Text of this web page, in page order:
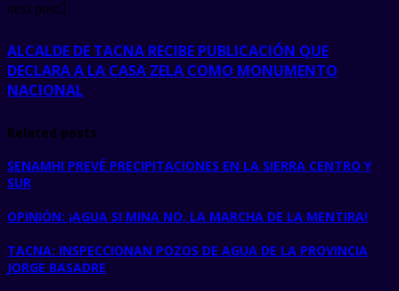
next post
ALCALDE DE TACNA RECIBE PUBLICACIÓN QUE
DECLARA A LA CASA ZELA COMO MONUMENTO
NACIONAL
Related posts
SENAMHI PREVÉ PRECIPITACIONES EN LA SIERRA CENTRO Y
SUR
OPINIÓN: ¡AGUA SI MINA NO, LA MARCHA DE LA MENTIRA!
TACNA: INSPECCIONAN POZOS DE AGUA DE LA PROVINCIA
JORGE BASADRE